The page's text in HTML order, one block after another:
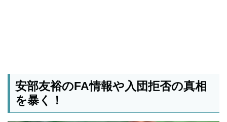
安部友裕のFA情報や入団拒否の真相
を暴く！